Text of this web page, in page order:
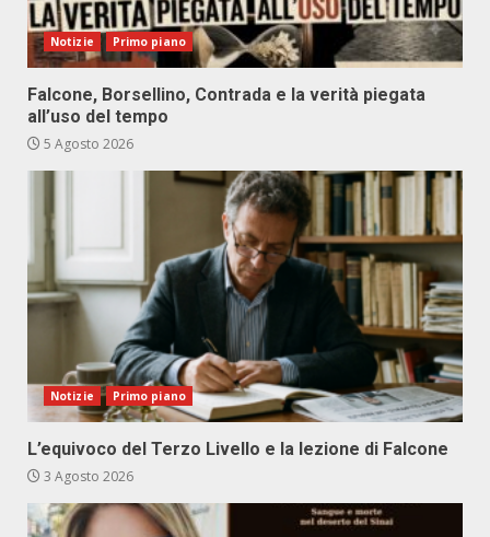
Notizie Primo piano
Falcone, Borsellino, Contrada e la verità piegata
all’uso del tempo
5 Agosto 2026
Notizie Primo piano
L’equivoco del Terzo Livello e la lezione di Falcone
3 Agosto 2026